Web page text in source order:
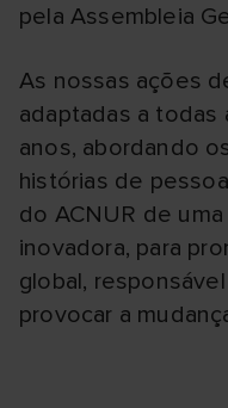
pela Assembleia
As nossas ações
adaptadas a
anos, abordando
histórias de
do ACNUR de
inovadora, para
global,
provocar a